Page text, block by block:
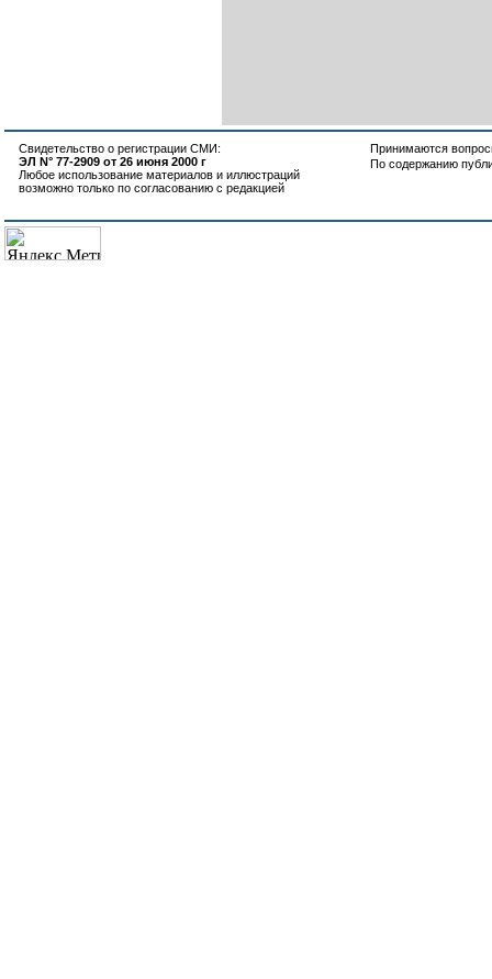
Свидетельство о регистрации СМИ:
ЭЛ N° 77-2909 от 26 июня 2000 г
Любое использование материалов и иллюстраций
возможно только по согласованию с редакцией
Принимаются
По содержанию